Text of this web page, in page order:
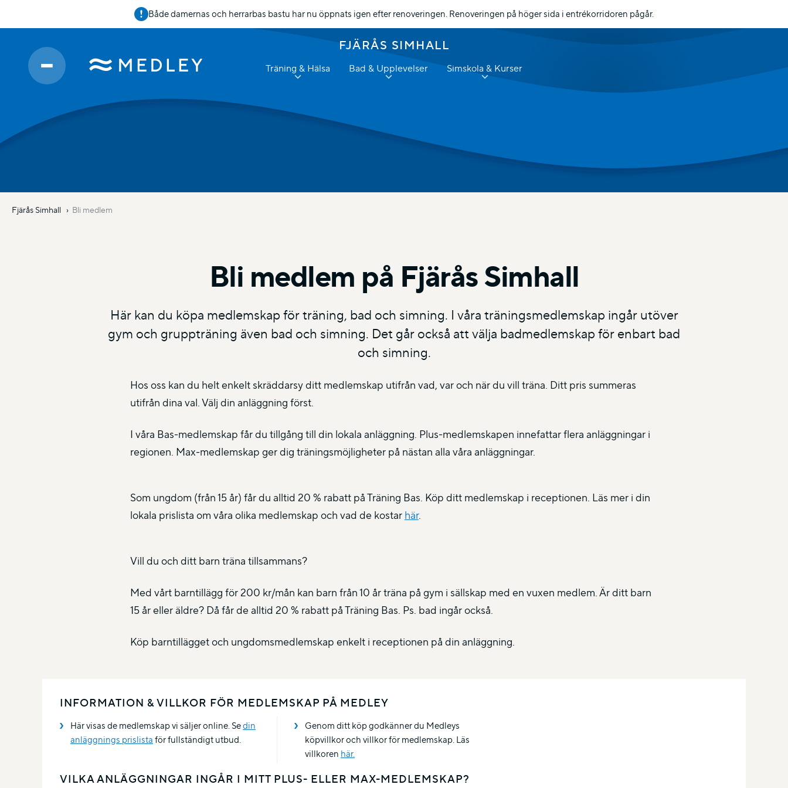
Både damernas och herrarbas bastu har nu öppnats igen efter renoveringen. Renoveringen på höger sida i entrékorridoren pågår.
FJÄRÅS SIMHALL
Träning & Hälsa Bad & Upplevelser Simskola & Kurser
Fjärås Simhall Bli medlem
Bli medlem på Fjärås Simhall
Här kan du köpa medlemskap för träning, bad och simning. I våra träningsmedlemskap ingår utöver
gym och gruppträning även bad och simning. Det går också att välja badmedlemskap för enbart bad
och simning.
Hos oss kan du helt enkelt skräddarsy ditt medlemskap utifrån vad, var och när du vill träna. Ditt pris summeras
utifrån dina val. Välj din anläggning först.
I våra Bas-medlemskap får du tillgång till din lokala anläggning. Plus-medlemskapen innefattar flera anläggningar i
regionen. Max-medlemskap ger dig träningsmöjligheter på nästan alla våra anläggningar.
Som ungdom (från 15 år) får du alltid 20 % rabatt på Träning Bas. Köp ditt medlemskap i receptionen. Läs mer i din
lokala prislista om våra olika medlemskap och vad de kostarhär.
Vill du och ditt barn träna tillsammans?
Med vårt barntillägg för 200 kr/mån kan barn från 10 år träna på gym i sällskap med en vuxen medlem. Är ditt barn
15 år eller äldre? Då får de alltid 20 % rabatt på Träning Bas. Ps. bad ingår också.
Köp barntillägget och ungdomsmedlemskap enkelt i receptionen på din anläggning.
INFORMATION & VILLKOR FÖR MEDLEMSKAP PÅ MEDLEY
Här visas de medlemskap vi säljer online. Sedin
anläggnings prislistaför fullständigt utbud.
Genom ditt köp godkänner du Medleys
köpvillkor och villkor för medlemskap. Läs
villkoren här.
VILKA ANLÄGGNINGAR INGÅR I MITT PLUS- ELLER MAX-MEDLEMSKAP?